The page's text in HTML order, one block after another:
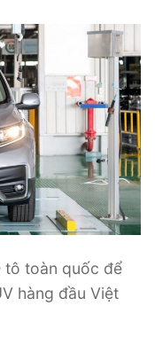
tô toàn quốc để
hàng đầu Việt